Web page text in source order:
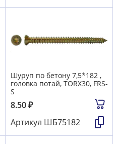
Шуруп по бетону 7,5*182 ,
головка потай, TORX30, FRS-
S
8.50₽
Артикул ШБ75182